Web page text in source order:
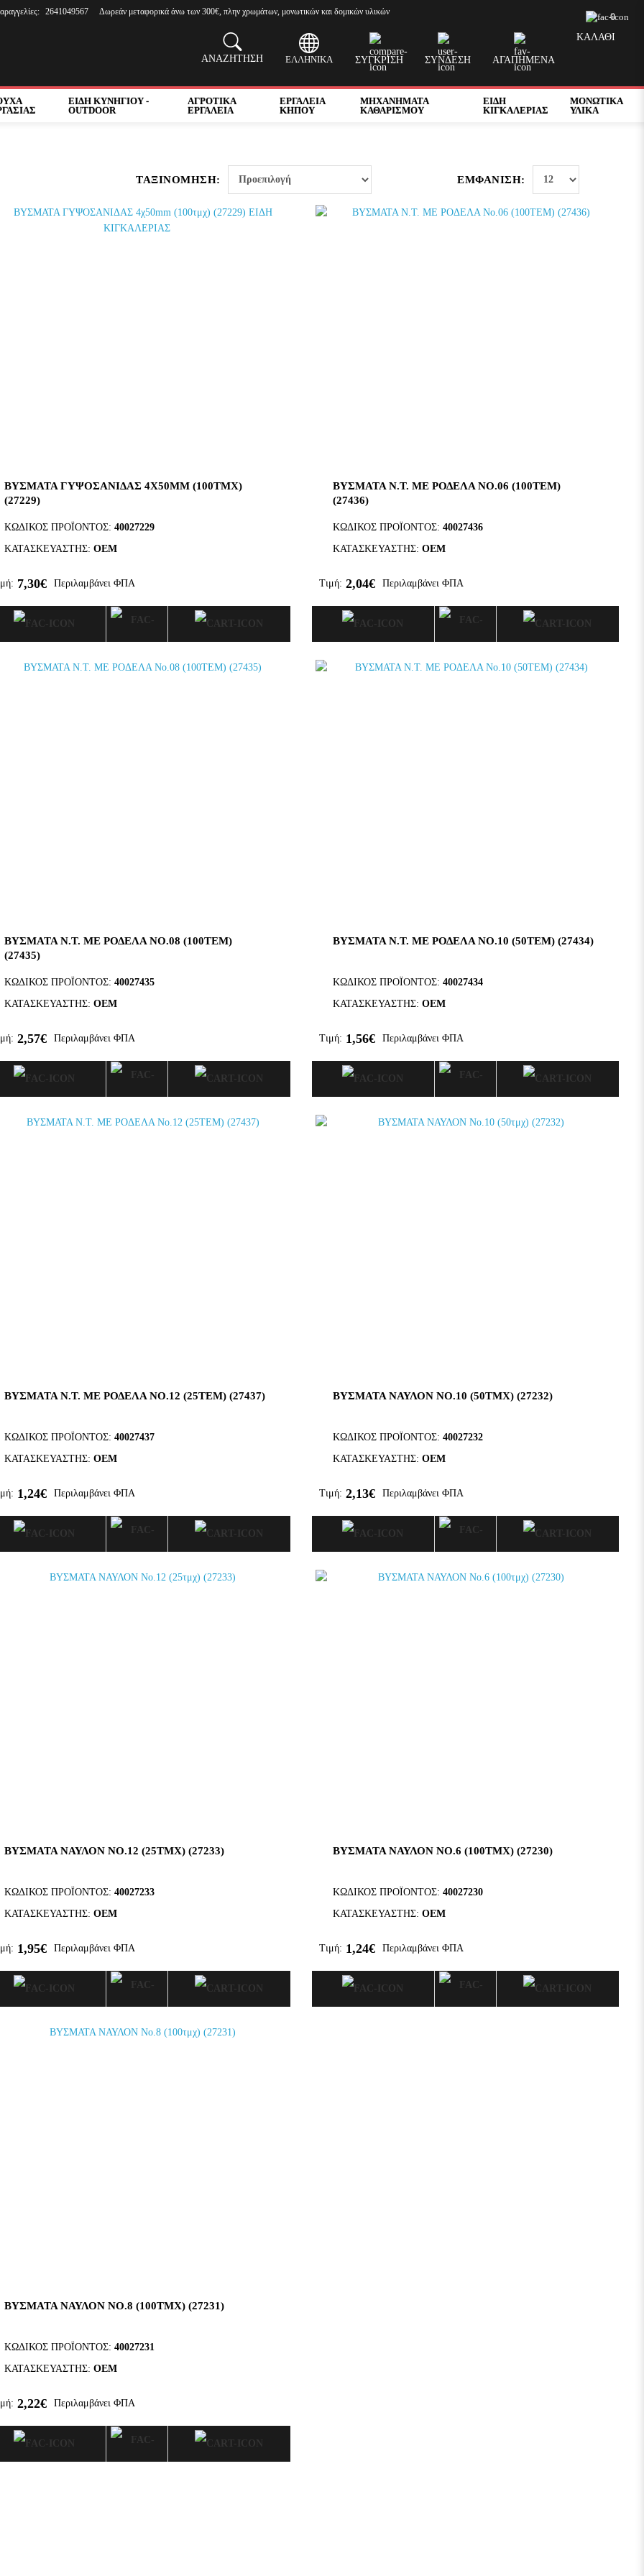
2641049567 Δωρεάν μεταφορικά άνω των 300€, πλην χρωμάτων, μονωτικών και δομικών υλικών
ΑΝΑΖΗΤΗΣΗ ΕΛΛΗΝΙΚΆ ΣΥΓΚΡΙΣΗ ΣΥΝΔΕΣΗ ΑΓΑΠΗΜΕΝΑ
ΚΑΛΑΘΙ
0
ΕΙΔΗ ΚΥΝΗΓΙΟΥ -
OUTDOOR
ΑΓΡΟΤΙΚΑ
ΕΡΓΑΛΕΙΑ
ΕΡΓΑΛΕΙΑ
ΚΗΠΟΥ
ΜΗΧΑΝΗΜΑΤΑ
ΚΑΘΑΡΙΣΜΟΥ
ΕΙΔΗ
ΚΙΓΚΑΛΕΡΙΑΣ
ΜΟΝΩΤΙΚΑ
ΥΛΙΚΑ
ΕΜΦΆΝΙΣΗ:
ΤΑΞΙΝΌΜΗΣΗ:
ΒΥΣΜΑΤΑ ΓΥΨΟΣΑΝΙΔΑΣ 4Χ50MM (100ΤΜΧ)
(27229)
ΚΩΔΙΚΌΣ ΠΡΟΪΌΝΤΟΣ: 40027229
ΚΑΤΑΣΚΕΥΑΣΤΉΣ: OEM
7,30€ Περιλαμβάνει ΦΠΑ
ΒΥΣΜΑΤΑ Ν.Τ. ΜΕ ΡΟΔΕΛΑ ΝΟ.06 (100ΤΕΜ)
(27436)
ΚΩΔΙΚΌΣ ΠΡΟΪΌΝΤΟΣ: 40027436
ΚΑΤΑΣΚΕΥΑΣΤΉΣ: OEM
Τιμή: 2,04€ Περιλαμβάνει ΦΠΑ
ΒΥΣΜΑΤΑ Ν.Τ. ΜΕ ΡΟΔΕΛΑ ΝΟ.08 (100ΤΕΜ)
(27435)
ΚΩΔΙΚΌΣ ΠΡΟΪΌΝΤΟΣ: 40027435
ΚΑΤΑΣΚΕΥΑΣΤΉΣ: OEM
2,57€ Περιλαμβάνει ΦΠΑ
ΒΥΣΜΑΤΑ Ν.Τ. ΜΕ ΡΟΔΕΛΑ ΝΟ.10 (50ΤΕΜ) (27434)
ΚΩΔΙΚΌΣ ΠΡΟΪΌΝΤΟΣ: 40027434
ΚΑΤΑΣΚΕΥΑΣΤΉΣ: OEM
Τιμή: 1,56€ Περιλαμβάνει ΦΠΑ
ΒΥΣΜΑΤΑ Ν.Τ. ΜΕ ΡΟΔΕΛΑ ΝΟ.12 (25ΤΕΜ) (27437)
ΚΩΔΙΚΌΣ ΠΡΟΪΌΝΤΟΣ: 40027437
ΚΑΤΑΣΚΕΥΑΣΤΉΣ: OEM
1,24€ Περιλαμβάνει ΦΠΑ
ΒΥΣΜΑΤΑ ΝΑΥΛΟΝ ΝΟ.10 (50ΤΜΧ) (27232)
ΚΩΔΙΚΌΣ ΠΡΟΪΌΝΤΟΣ: 40027232
ΚΑΤΑΣΚΕΥΑΣΤΉΣ: OEM
Τιμή: 2,13€ Περιλαμβάνει ΦΠΑ
ΒΥΣΜΑΤΑ ΝΑΥΛΟΝ ΝΟ.12 (25ΤΜΧ) (27233)
ΚΩΔΙΚΌΣ ΠΡΟΪΌΝΤΟΣ: 40027233
ΚΑΤΑΣΚΕΥΑΣΤΉΣ: OEM
1,95€ Περιλαμβάνει ΦΠΑ
ΒΥΣΜΑΤΑ ΝΑΥΛΟΝ ΝΟ.6 (100ΤΜΧ) (27230)
ΚΩΔΙΚΌΣ ΠΡΟΪΌΝΤΟΣ: 40027230
ΚΑΤΑΣΚΕΥΑΣΤΉΣ: OEM
Τιμή: 1,24€ Περιλαμβάνει ΦΠΑ
ΒΥΣΜΑΤΑ ΝΑΥΛΟΝ ΝΟ.8 (100ΤΜΧ) (27231)
ΚΩΔΙΚΌΣ ΠΡΟΪΌΝΤΟΣ: 40027231
ΚΑΤΑΣΚΕΥΑΣΤΉΣ: OEM
2,22€ Περιλαμβάνει ΦΠΑ